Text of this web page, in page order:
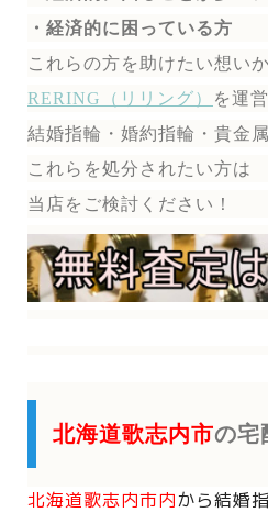
・経済的に困っている方
これらの方を助けたい想い
RERING（リリング）
を運
結婚指輪・婚約指輪・貴金属
これらを処分されたい方は
当店をご検討ください！
北海道歌志内市の宅
北海道歌志内市内から結婚